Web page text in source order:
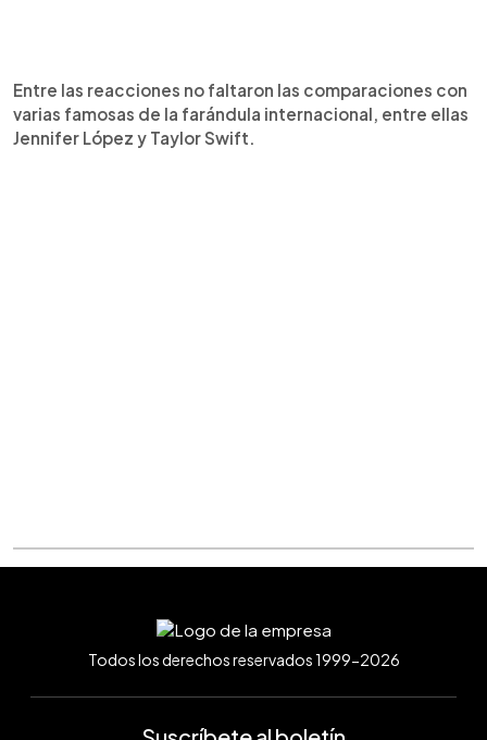
Entre las reacciones no faltaron las comparaciones con
varias famosas de la farándula internacional, entre ellas
Jennifer López y Taylor Swift.
Todos los derechos reservados 1999-2026